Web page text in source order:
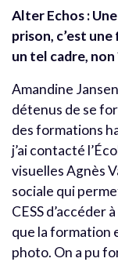
Alter Echos :
prison, c’est
un tel cadre, non
Amandine
détenus de se
des formations
j’ai contacté
visuelles Agnès
sociale qui
CESS d’accéder
que la formation
photo. On a pu